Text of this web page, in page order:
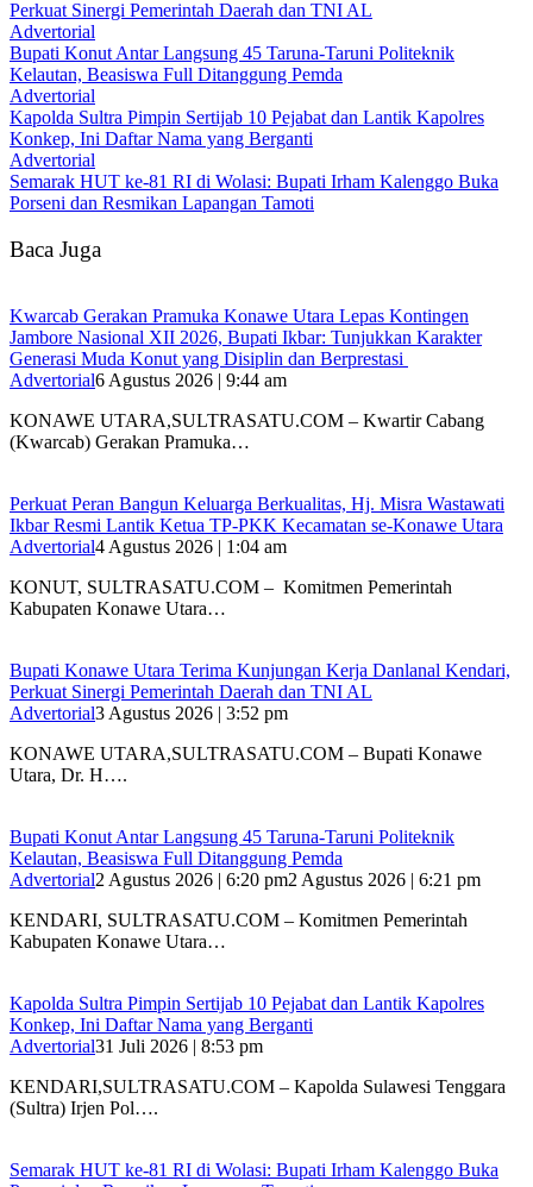
Perkuat Sinergi Pemerintah Daerah dan TNI AL
Advertorial
Bupati Konut Antar Langsung 45 Taruna-Taruni Politeknik
Kelautan, Beasiswa Full Ditanggung Pemda
Advertorial
‎Kapolda Sultra Pimpin Sertijab 10 Pejabat dan Lantik Kapolres
Konkep, Ini Daftar Nama yang Berganti
Advertorial
Semarak HUT ke-81 RI di Wolasi: Bupati Irham Kalenggo Buka
Porseni dan Resmikan Lapangan Tamoti
Baca Juga
‎Kwarcab Gerakan Pramuka Konawe Utara Lepas Kontingen
Jambore Nasional XII 2026, Bupati Ikbar: Tunjukkan Karakter
Generasi Muda Konut yang Disiplin dan Berprestasi ‎
Advertorial6 Agustus 2026 | 9:44 am
KONAWE UTARA,SULTRASATU.COM – Kwartir Cabang
(Kwarcab) Gerakan Pramuka…
‎Perkuat Peran Bangun Keluarga Berkualitas, Hj. Misra Wastawati
Ikbar Resmi Lantik Ketua TP-PKK Kecamatan se-Konawe Utara
Advertorial4 Agustus 2026 | 1:04 am
‎KONUT, SULTRASATU.COM – Komitmen Pemerintah
Kabupaten Konawe Utara…
Bupati Konawe Utara Terima Kunjungan Kerja Danlanal Kendari,
Perkuat Sinergi Pemerintah Daerah dan TNI AL
Advertorial3 Agustus 2026 | 3:52 pm
‎KONAWE UTARA,SULTRASATU.COM – Bupati Konawe
Utara, Dr. H….
Bupati Konut Antar Langsung 45 Taruna-Taruni Politeknik
Kelautan, Beasiswa Full Ditanggung Pemda
Advertorial2 Agustus 2026 | 6:20 pm2 Agustus 2026 | 6:21 pm
KENDARI, SULTRASATU.COM – Komitmen Pemerintah
Kabupaten Konawe Utara…
‎Kapolda Sultra Pimpin Sertijab 10 Pejabat dan Lantik Kapolres
Konkep, Ini Daftar Nama yang Berganti
Advertorial31 Juli 2026 | 8:53 pm
‎KENDARI,SULTRASATU.COM – Kapolda Sulawesi Tenggara
(Sultra) Irjen Pol….
Semarak HUT ke-81 RI di Wolasi: Bupati Irham Kalenggo Buka